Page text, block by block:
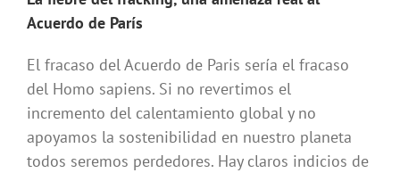
Acuerdo de París
El fracaso del Acuerdo de Paris sería el fracaso
del Homo sapiens. Si no revertimos el
incremento del calentamiento global y no
apoyamos la sostenibilidad en nuestro planeta
todos seremos perdedores. Hay claros indicios de